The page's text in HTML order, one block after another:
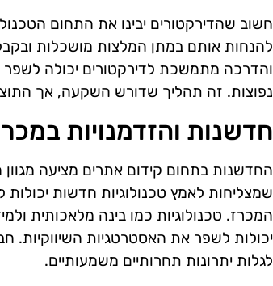
חשוב שהדירקטורים יבינו את התחום
להנחות אותם במתן המלצות מושכלות
והדרכה מתמשכת לדירקטורים יכולה
נפוצות. זה תהליך שדורש השקעה, אך
חדשנות והזדמנויות
החדשנות בתחום קידום אתרים מציעה מגוון
שמצליחות לאמץ טכנולוגיות חדשות יכולות
המכרז. טכנולוגיות כמו בינה מלאכותית
יכולות לשפר את האסטרטגיות השיווקיות.
לגלות יתרונות תחרותיים משמעותיים.